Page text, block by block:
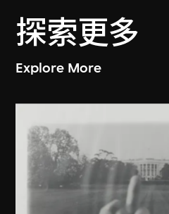
探索更多
Explore More